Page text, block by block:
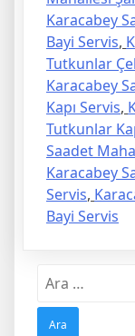
Karacabey
Bayi Servis,
Tutkunlar
Karacabey
Kapı Servis,
Tutkunlar
Saadet
Karacabey
Servis,
Bayi Servis
Arama: